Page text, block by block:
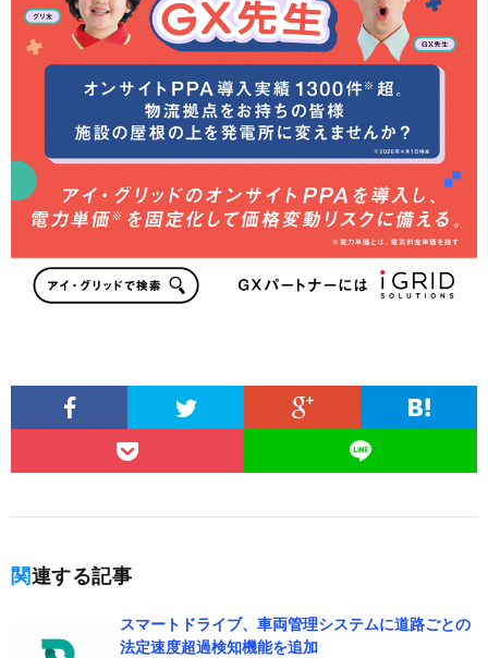
関連する記事
スマートドライブ、車両管理システムに道路ごとの
法定速度超過検知機能を追加